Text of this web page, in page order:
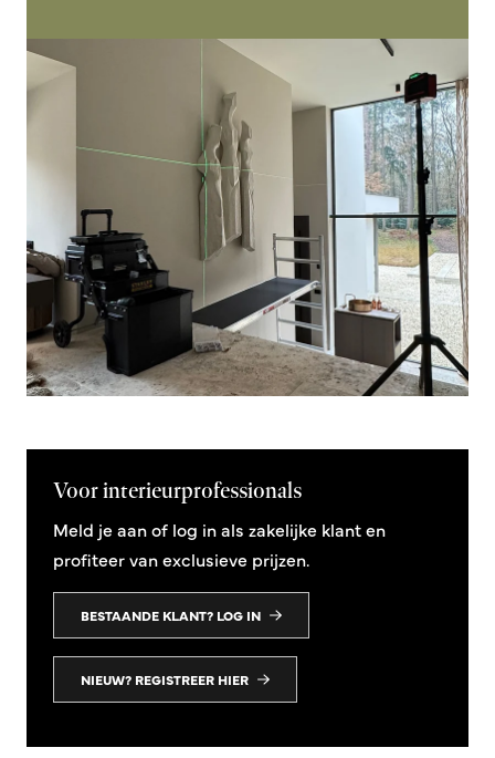
Voor interieurprofessionals
Meld je aan of log in als zakelijke klant en
profiteer van exclusieve prijzen.
BESTAANDE KLANT? LOG IN
NIEUW? REGISTREER HIER